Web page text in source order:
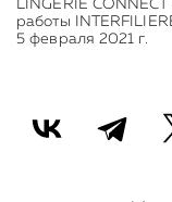
LINGERIE
работы
5 февраля 2021 г.